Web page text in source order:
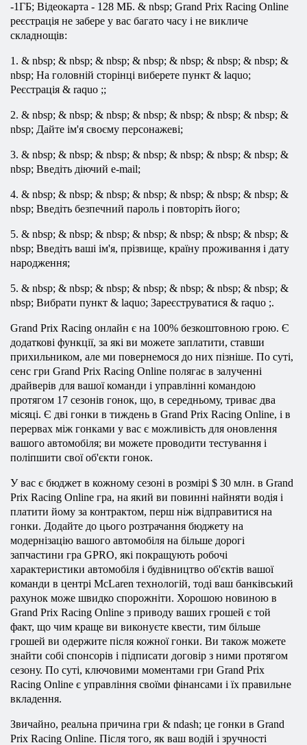
-1ГБ; Відеокарта - 128 МБ. & nbsp; Grand Prix Racing Online
реєстрація не забере у вас багато часу і не викличе
складнощів:
1. & nbsp; & nbsp; & nbsp; & nbsp; & nbsp; & nbsp; & nbsp; &
nbsp; На головній сторінці виберете пункт & laquo;
Реєстрація & raquo ;;
2. & nbsp; & nbsp; & nbsp; & nbsp; & nbsp; & nbsp; & nbsp; &
nbsp; Дайте ім'я своєму персонажеві;
3. & nbsp; & nbsp; & nbsp; & nbsp; & nbsp; & nbsp; & nbsp; &
nbsp; Введіть діючий e-mail;
4. & nbsp; & nbsp; & nbsp; & nbsp; & nbsp; & nbsp; & nbsp; &
nbsp; Введіть безпечний пароль і повторіть його;
5. & nbsp; & nbsp; & nbsp; & nbsp; & nbsp; & nbsp; & nbsp; &
nbsp; Введіть ваші ім'я, прізвище, країну проживання і дату
народження;
5. & nbsp; & nbsp; & nbsp; & nbsp; & nbsp; & nbsp; & nbsp; &
nbsp; Вибрати пункт & laquo; Зареєструватися & raquo ;.
Grand Prix Racing онлайн є на 100% безкоштовною грою. Є
додаткові функції, за які ви можете заплатити, ставши
прихильником, але ми повернемося до них пізніше. По суті,
сенс гри Grand Prix Racing Online полягає в залученні
драйверів для вашої команди і управлінні командою
протягом 17 сезонів гонок, що, в середньому, триває два
місяці. Є дві гонки в тиждень в Grand Prix Racing Online, і в
перервах між гонками у вас є можливість для оновлення
вашого автомобіля; ви можете проводити тестування і
поліпшити свої об'єкти гонок.
У вас є бюджет в кожному сезоні в розмірі $ 30 млн. в Grand
Prix Racing Online гра, на який ви повинні найняти водія і
платити йому за контрактом, перш ніж відправитися на
гонки. Додайте до цього розтрачання бюджету на
модернізацію вашого автомобіля на більше дорогі
запчастини гра GPRO, які покращують робочі
характеристики автомобіля і будівництво об'єктів вашої
команди в центрі McLaren технологій, тоді ваш банківський
рахунок може швидко спорожніти. Хорошою новиною в
Grand Prix Racing Online з приводу ваших грошей є той
факт, що чим краще ви виконуєте квести, тим більше
грошей ви одержите після кожної гонки. Ви також можете
знайти собі спонсорів і підписати договір з ними протягом
сезону. По суті, ключовими моментами гри Grand Prix
Racing Online є управління своїми фінансами і їх правильне
вкладення.
Звичайно, реальна причина гри & ndash; це гонки в Grand
Prix Racing Online. Після того, як ваш водій і зручності